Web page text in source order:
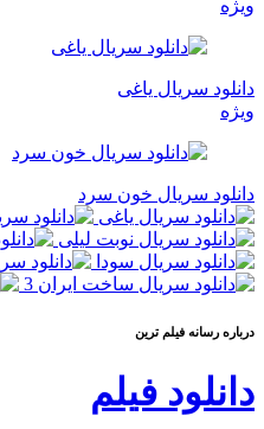
ویژه
دانلود سریال یاغی
ویژه
دانلود سریال خون سرد
درباره رسانه فيلم ترين
دانلود فیلم